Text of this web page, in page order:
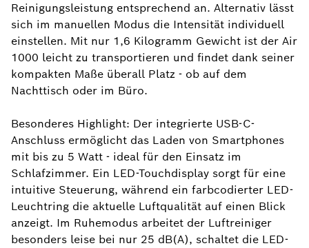
Reinigungsleistung entsprechend an. Alternativ lässt
sich im manuellen Modus die Intensität individuell
einstellen. Mit nur 1,6 Kilogramm Gewicht ist der Air
1000 leicht zu transportieren und findet dank seiner
kompakten Maße überall Platz - ob auf dem
Nachttisch oder im Büro.
Besonderes Highlight: Der integrierte USB-C-
Anschluss ermöglicht das Laden von Smartphones
mit bis zu 5 Watt - ideal für den Einsatz im
Schlafzimmer. Ein LED-Touchdisplay sorgt für eine
intuitive Steuerung, während ein farbcodierter LED-
Leuchtring die aktuelle Luftqualität auf einen Blick
anzeigt. Im Ruhemodus arbeitet der Luftreiniger
besonders leise bei nur 25 dB(A), schaltet die LED-